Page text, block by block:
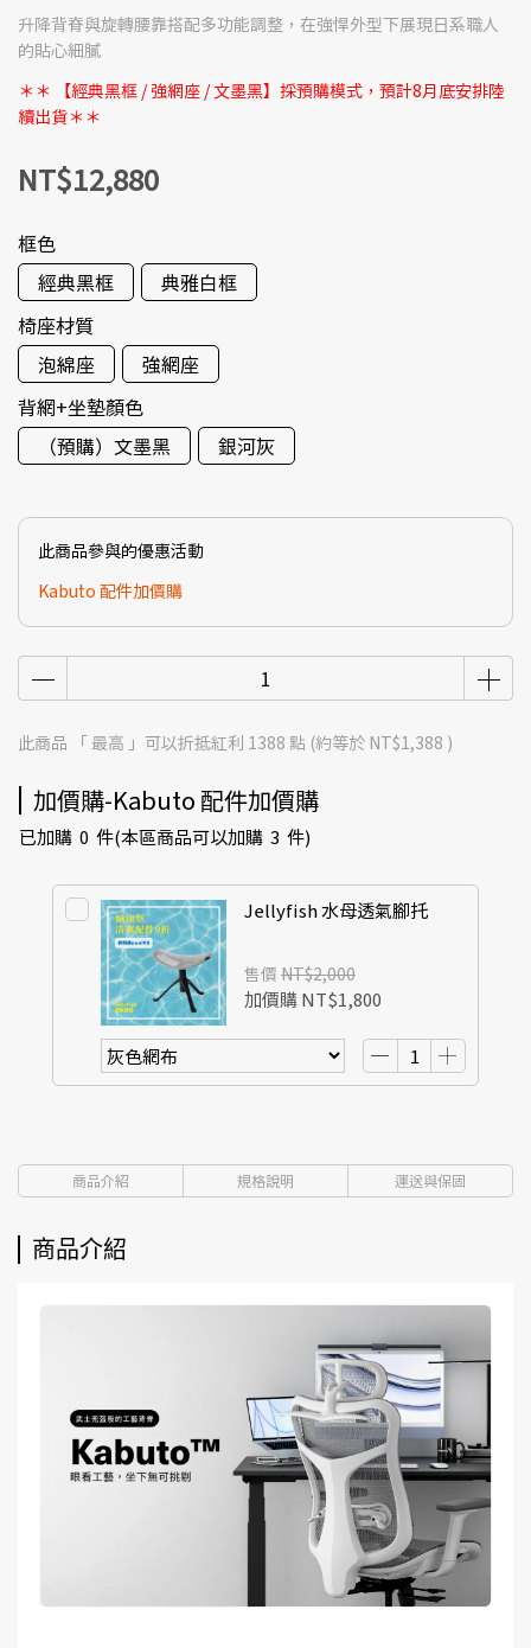
升降背脊與旋轉腰靠搭配多功能調整，在強悍外型下展現⽇系職⼈
的貼⼼細膩
＊＊ 【經典黑框 / 強網座 / 文墨黑】採預購模式，預計8月底安排陸
續出貨＊＊
NT$12,880
框色
經典黑框
典雅白框
椅座材質
泡綿座
強網座
背網+坐墊顏色
（預購）文墨黑
銀河灰
此商品參與的優惠活動
Kabuto 配件加價購
此商品 「 最高 」可以折抵紅利 1388 點 (約等於 NT$1,388 )
加價購-Kabuto 配件加價購
已加購 0 件(本區商品可以加購 3 件)
Jellyfish 水母透氣腳托
售價 NT$2,000
加價購NT$1,800
商品介紹 規格說明 運送與保固
商品介紹